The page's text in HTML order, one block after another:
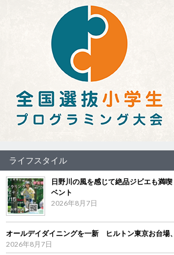
ライフスタイル
日野川の風を感じて絶品ジビエも満
ベント
2026年8月7日
オールデイダイニングを一新 ヒルトン東京お台場
2026年8月7日